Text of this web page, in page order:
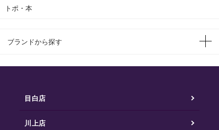
トポ・本
ブランドから探す
目白店
川上店